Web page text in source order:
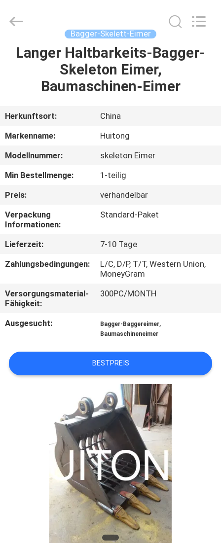
ZU
VR-
SHOW
ÜBER
UNS
WERKSBESICHTIGUNG
QUALITÄTSKONTROLLE
NEUIGKEITEN
BITTE UM
ANGEBOT
SEITENVERZEICHNIS
DATENSCHUTZ-
BESTIMMUNGEN
Reserved.
Bagger-Skelett-Eimer
Langer Haltbarkeits-Bagger-
Skeleton Eimer,
Baumaschinen-Eimer
Herkunftsort:
China
Markenname:
Huitong
Modellnummer:
skeleton Eimer
Min Bestellmenge:
1-teilig
Preis:
verhandelbar
Verpackung
Informationen:
Standard-Paket
Lieferzeit:
7-10 Tage
Zahlungsbedingungen:
L/C, D/P, T/T, Western Union,
MoneyGram
Versorgungsmaterial-
Fähigkeit:
300PC/MONTH
Ausgesucht: Bagger-Baggereimer,
Baumaschineneimer
BESTPREIS